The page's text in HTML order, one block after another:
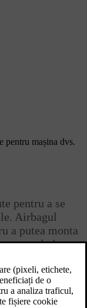
pentru mașina dvs.
pentru a se
Airbagul
a putea monta
spatele la
împotriva
la momentul